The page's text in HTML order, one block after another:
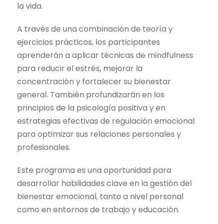
,
0
0
€
.
€
.
la vida.
A través de una combinación de teoría y
ejercicios prácticos, los participantes
aprenderán a aplicar técnicas de mindfulness
para reducir el estrés, mejorar la
concentración y fortalecer su bienestar
general. También profundizarán en los
principios de la psicología positiva y en
estrategias efectivas de regulación emocional
para optimizar sus relaciones personales y
profesionales.
Este programa es una oportunidad para
desarrollar habilidades clave en la gestión del
bienestar emocional, tanto a nivel personal
como en entornos de trabajo y educación.